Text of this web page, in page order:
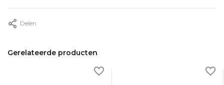
Delen
Gerelateerde producten